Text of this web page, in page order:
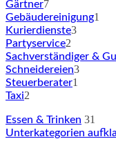
Gärtner7
Gebäudereinigung1
Kurierdienste3
Partyservice2
Sachverständiger &
Schneidereien3
Steuerberater1
Taxi2
Essen & Trinken 31
Unterkategorien